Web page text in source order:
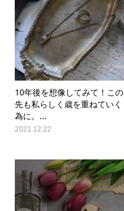
10年後を想像してみて！この
先も私らしく歳を重ねていく
為に。...
2021.12.22